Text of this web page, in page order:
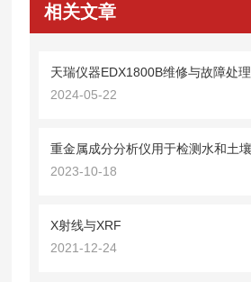
相关文章
天瑞仪器EDX1800B维修与故障处理
2024-05-22
2023-10-18
X射线与XRF
2021-12-24